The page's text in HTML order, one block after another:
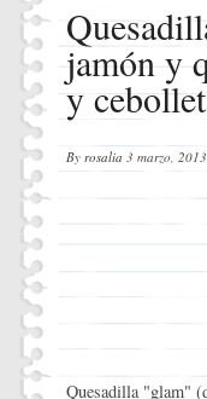
jamón y
y
By rosalia 3 marzo, 2013
Quesadilla "glam"